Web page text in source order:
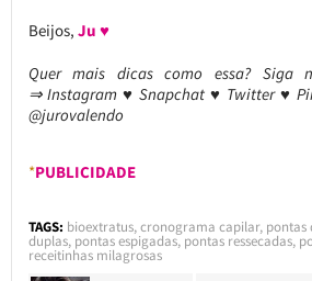
Beijos, Ju ♥
Quer mais dicas como essa? Siga
⇒ Instagram ♥ Snapchat ♥ Twitter ♥
@jurovalendo
*PUBLICIDADE
TAGS: bioextratus,cronograma capilar, pontas
duplas, pontas espigadas,pontas ressecadas,
receitinhas milagrosas